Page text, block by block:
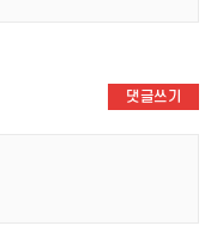
댓글쓰기